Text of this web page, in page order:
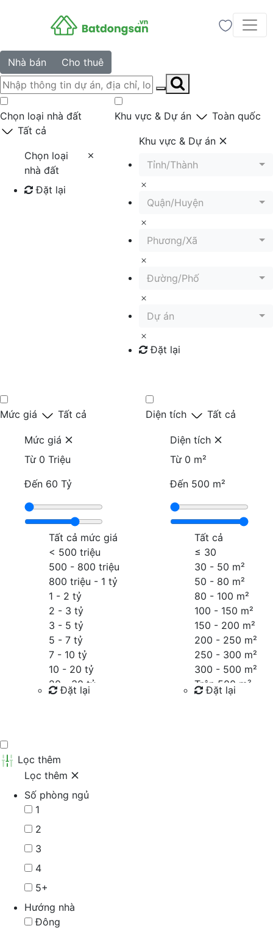
Nhà bán Cho thuê
Chọn loại nhà đất
Tất cả
Chọn loại
nhà đất
Đặt lại
Khu vực & Dự án Toàn quốc
Khu vực & Dự án
Tỉnh/Thành
Quận/Huyện
Phương/Xã
Đường/Phố
Dự án
Đặt lại
Mức giá Tất cả
Mức giá
Từ 0 Triệu
Đến 60 Tỷ
Tất cả mức giá
< 500 triệu
500 - 800 triệu
800 triệu - 1 tỷ
1 - 2 tỷ
2 - 3 tỷ
3 - 5 tỷ
5 - 7 tỷ
7 - 10 tỷ
10 - 20 tỷ
20 - 30 tỷ
30 - 40 tỷ
Đặt lại
Diện tích Tất cả
Diện tích
Từ 0 m²
Đến 500 m²
Tất cả
≤ 30
30 - 50 m²
50 - 80 m²
80 - 100 m²
100 - 150 m²
150 - 200 m²
200 - 250 m²
250 - 300 m²
300 - 500 m²
Trên 500 m²
Đặt lại
Lọc thêm
Lọc thêm
Số phòng ngủ
1
2
3
4
5+
Hướng nhà
Đông